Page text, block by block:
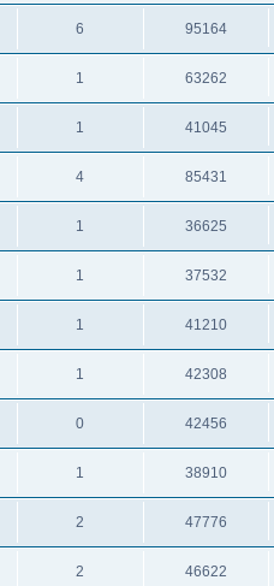
6 95164
1 63262
1 41045
4 85431
1 36625
1 37532
1 41210
1 42308
0 42456
1 38910
2 47776
2 46622